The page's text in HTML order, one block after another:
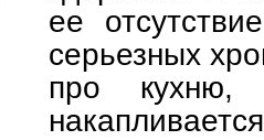
ее
серьезных
про